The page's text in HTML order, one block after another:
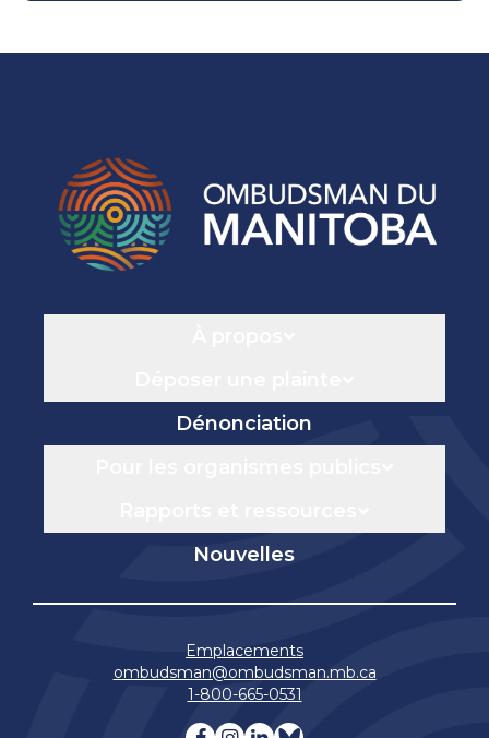
Dénonciation
Nouvelles
Emplacements
ombudsman@ombudsman.mb.ca
1-800-665-0531